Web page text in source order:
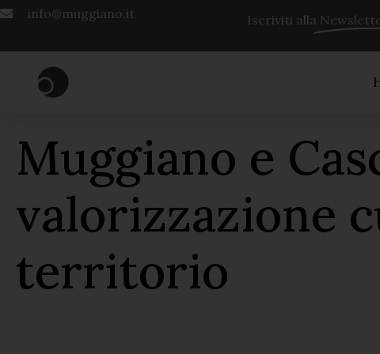
info@muggiano.it Iscriviti alla
Muggiano e
valorizzazione
territorio